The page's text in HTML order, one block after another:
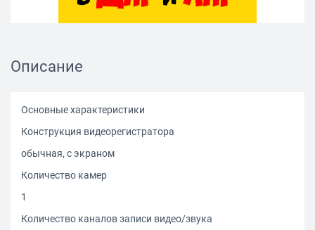
Описание
Основные характеристики
Конструкция видеорегистратора
обычная, с экраном
Количество камер
1
Количество каналов записи видео/звука